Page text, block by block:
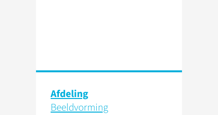
Afdeling
Beeldvorming